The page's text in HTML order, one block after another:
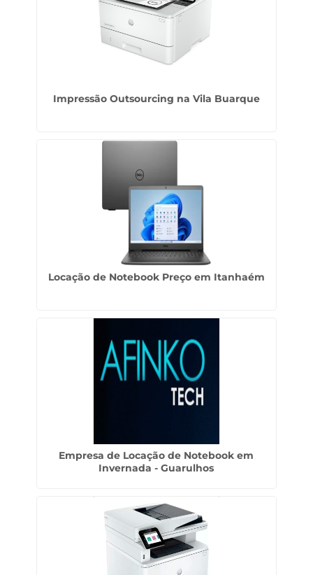
Impressão Outsourcing na Vila Buarque
Locação de Notebook Preço em Itanhaém
Empresa de Locação de Notebook em
Invernada - Guarulhos